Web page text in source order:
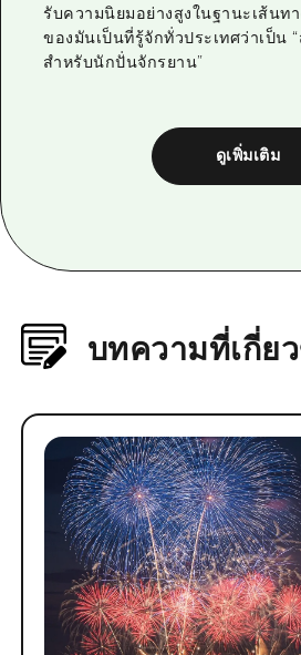
รับความนิยมอย่างสูงในฐานะเส้นท
ของมันเป็นที่รู้จักทั่วประเทศว่าเป็น
สำหรับนักปั่นจักรยาน”
ดูเพิ่มเติม
บทความที่เกี่ย